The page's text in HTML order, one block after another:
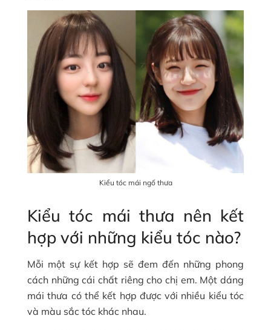
Kiểu tóc mái ngố thưa
Kiểu tóc mái thưa nên kết
hợp với những kiểu tóc nào?
Mỗi một sự kết hợp sẽ đem đến những phong
cách những cái chất riêng cho chị em. Một dáng
mái thưa có thể kết hợp được với nhiều kiểu tóc
và màu sắc tóc khác nhau.